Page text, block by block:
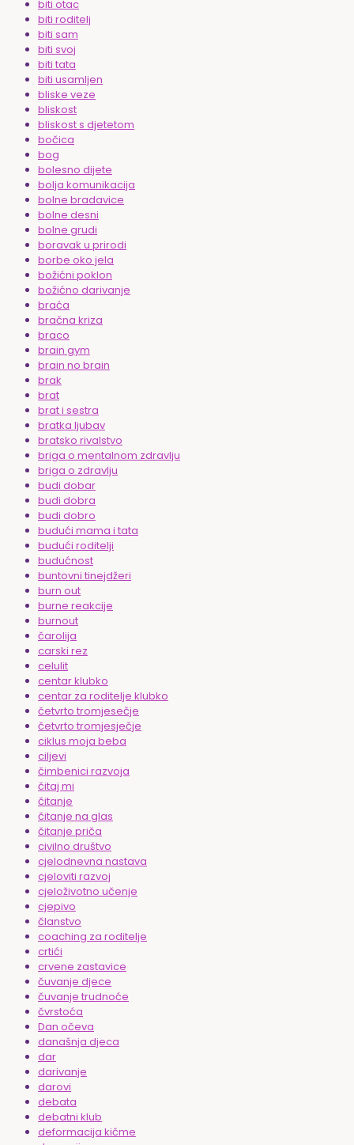
biti otac
biti roditelj
biti sam
biti svoj
biti tata
biti usamljen
bliske veze
bliskost
bliskost s djetetom
bočica
bog
bolesno dijete
bolja komunikacija
bolne bradavice
bolne desni
bolne grudi
boravak u prirodi
borbe oko jela
božićni poklon
božićno darivanje
braća
bračna kriza
braco
brain gym
brain no brain
brak
brat
brat i sestra
bratka ljubav
bratsko rivalstvo
briga o mentalnom zdravlju
briga o zdravlju
budi dobar
budi dobra
budi dobro
budući mama i tata
budući roditelji
budućnost
buntovni tinejdžeri
burn out
burne reakcije
burnout
čarolija
carski rez
celulit
centar klubko
centar za roditelje klubko
četvrto tromjesečje
četvrto tromjesječje
ciklus moja beba
ciljevi
čimbenici razvoja
čitaj mi
čitanje
čitanje na glas
čitanje priča
civilno društvo
cjelodnevna nastava
cjeloviti razvoj
cjeloživotno učenje
cjepivo
članstvo
coaching za roditelje
crtići
crvene zastavice
čuvanje djece
čuvanje trudnoće
čvrstoća
Dan očeva
današnja djeca
dar
darivanje
darovi
debata
debatni klub
deformacija kičme